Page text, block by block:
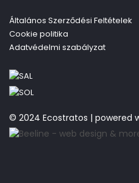
Általános Szerződési Feltételek
Cookie politika
Adatvédelmi szabályzat
© 2024 Ecostratos | powered